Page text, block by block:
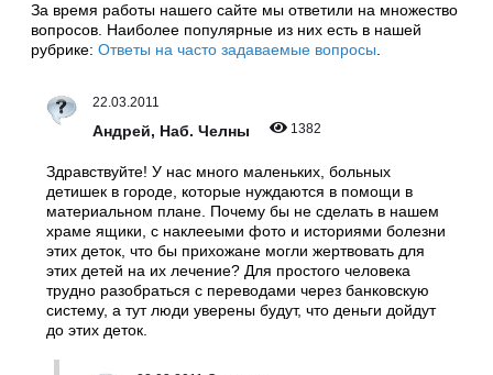
За время работы нашего сайте мы ответили на множество
вопросов. Наиболее популярные из них есть в нашей
рубрике: Ответы на часто задаваемые вопросы
22.03.2011
Андрей, Наб. Челны 1382
Здравствуйте! У нас много маленьких, больных
детишек в городе, которые нуждаются в помощи в
материальном плане. Почему бы не сделать в нашем
храме ящики, с наклееыми фото и историями болезни
этих деток, что бы прихожане могли жертвовать для
этих детей на их лечение? Для простого человека
трудно разобраться с переводами через банковскую
систему, а тут люди уверены будут, что деньги дойдут
до этих деток.